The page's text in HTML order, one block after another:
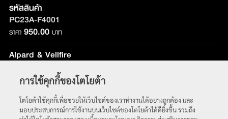
รหัสสินค้า
PC23A-F4001
ราคา 950.00บาท
Alpard & Vellfire
หน้าหลัก
การใช้คุกกี้ของโตโยต้า
โตโยต้าใช้คุกกี้เพื่อช่วยให้เว็บไซต์ของเราทำงานได้อย่างถูกต้อง และ
มอบประสบการณ์การใช้งานบนเว็บไซต์ของโตโยต้าได้ดียิ่งขึ้น รวมถึง